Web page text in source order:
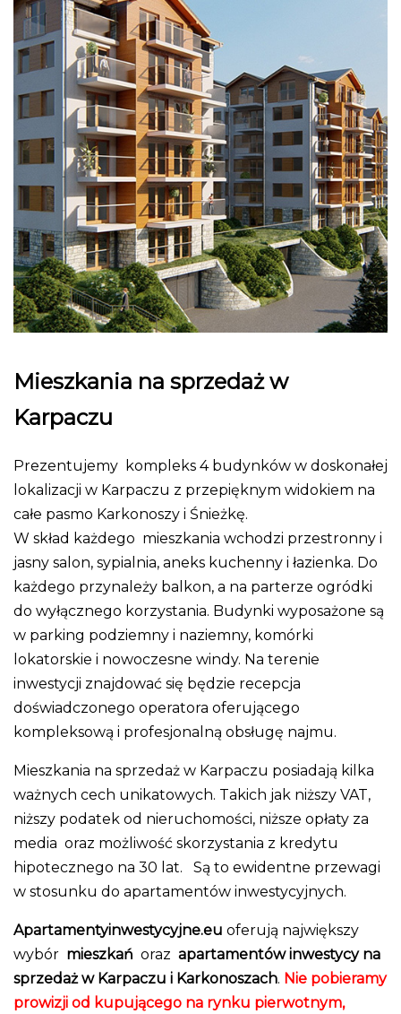
Mieszkania na sprzedaż w
Karpaczu
Prezentujemy kompleks 4 budynków w doskonałej
lokalizacji w Karpaczu z przepięknym widokiem na
całe pasmo Karkonoszy i Śnieżkę.
W skład każdego mieszkania wchodzi przestronny i
jasny salon, sypialnia, aneks kuchenny i łazienka. Do
każdego przynależy balkon, a na parterze ogródki
do wyłącznego korzystania. Budynki wyposażone są
w parking podziemny i naziemny, komórki
lokatorskie i nowoczesne windy. Na terenie
inwestycji znajdować się będzie recepcja
doświadczonego operatora oferującego
kompleksową i profesjonalną obsługę najmu.
Mieszkania na sprzedaż w Karpaczu posiadają kilka
ważnych cech unikatowych. Takich jak niższy VAT,
niższy podatek od nieruchomości, niższe opłaty za
media oraz możliwość skorzystania z kredytu
hipotecznego na 30 lat. Są to ewidentne przewagi
w stosunku do apartamentów inwestycyjnych.
Apartamentyinwestycyjne.eu oferują największy
wybór mieszkań oraz apartamentów inwestycy na
sprzedaż w Karpaczu i Karkonoszach. Nie pobieramy
prowizji od kupującego na rynku pierwotnym,